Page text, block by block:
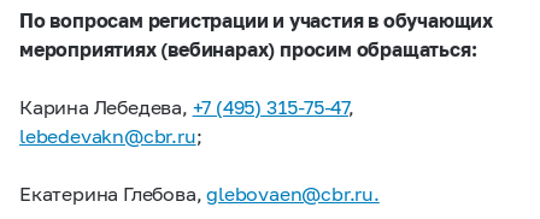
По вопросам регистрации и участия в обучающих
мероприятиях (вебинарах) просим обращаться:
Карина Лебедева, +7 (495) 315-75-47,
lebedevakn@cbr.ru;
Екатерина Глебова,glebovaen@cbr.ru.